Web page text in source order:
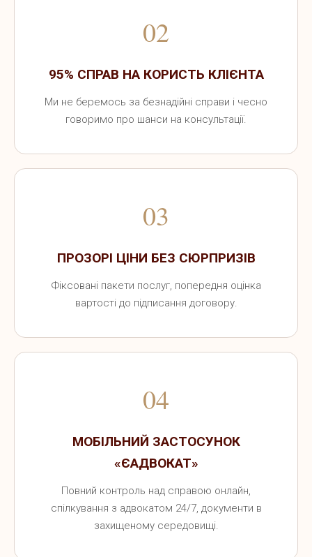
02
95% СПРАВ НА КОРИСТЬ КЛІЄНТА
Ми не беремось за безнадійні справи і чесно
говоримо про шанси на консультації.
03
ПРОЗОРІ ЦІНИ БЕЗ СЮРПРИЗІВ
Фіксовані пакети послуг, попередня оцінка
вартості до підписання договору.
04
МОБІЛЬНИЙ ЗАСТОСУНОК
«ЄАДВОКАТ»
Повний контроль над справою онлайн,
спілкування з адвокатом 24/7, документи в
захищеному середовищі.